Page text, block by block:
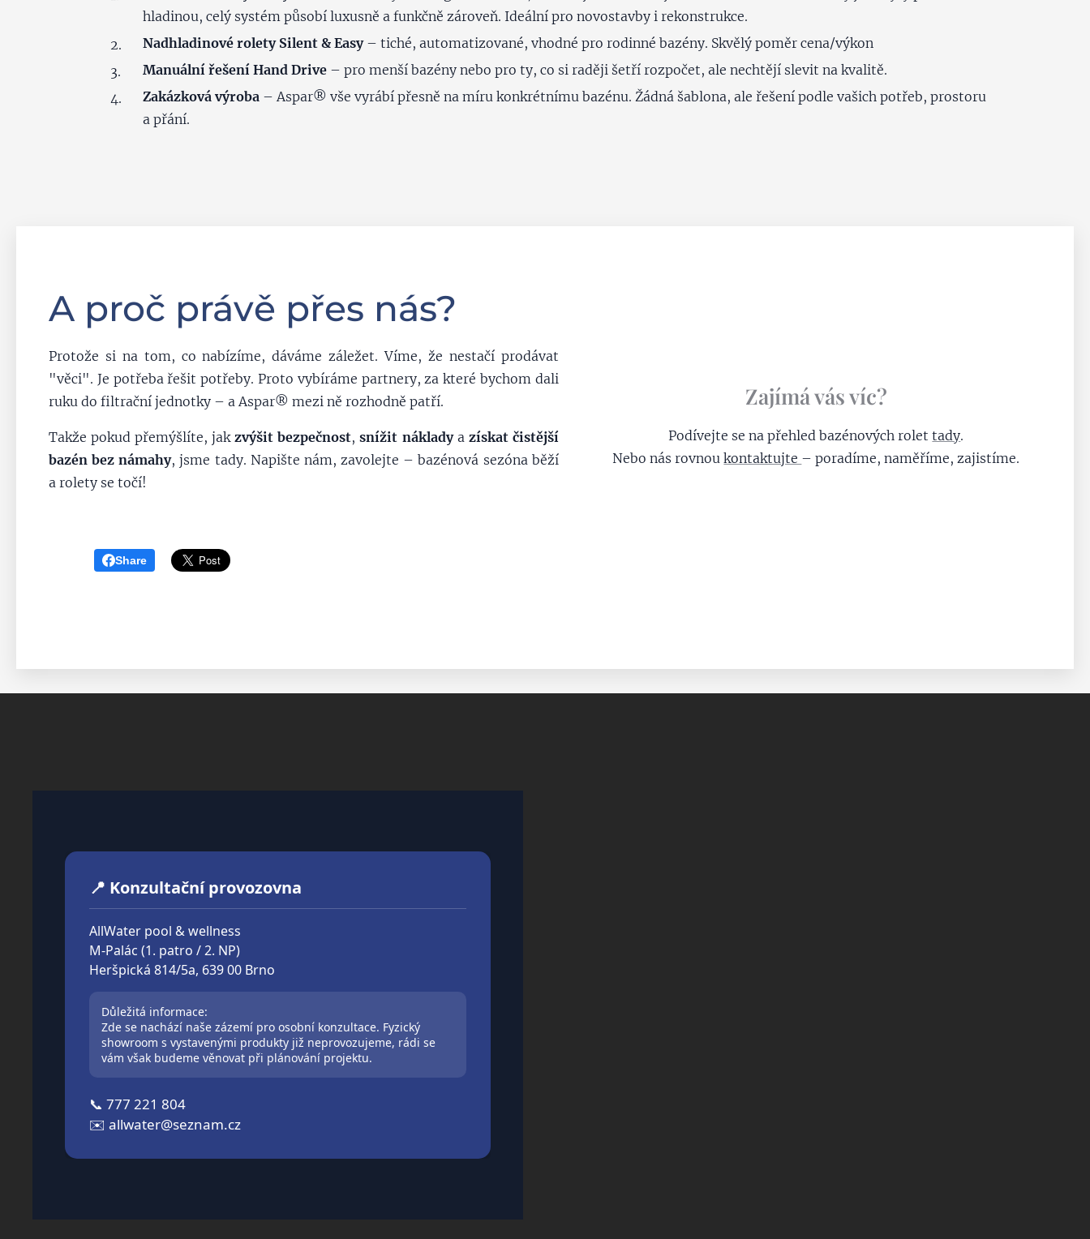
hladinou, celý systém působí luxusně a funkčně zároveň. Ideální pro novostavby i rekonstrukce.
Nadhladinové rolety Silent & Easy– tiché, automatizované, vhodné pro rodinné bazény. Skvělý poměr cena/výkon
Manuální řešení Hand Drive – pro menší bazény nebo pro ty, co si raději šetří rozpočet, ale nechtějí slevit na kvalitě.
Zakázková výroba – Aspar® vše vyrábí přesně na míru konkrétnímu bazénu. Žádná šablona, ale řešení podle vašich potřeb, prostoru
a přání.
A proč právě přes nás?
Protože si na tom, co nabízíme, dáváme záležet. Víme, že nestačí prodávat
"věci". Je potřeba řešit potřeby. Proto vybíráme partnery, za které bychom dali
ruku do filtrační jednotky – a Aspar® mezi ně rozhodně patří.
Takže pokud přemýšlíte, jakzvýšit bezpečnost,snížit nákladya získat čistější
bazén bez námahy, jsme tady. Napište nám, zavolejte – bazénová sezóna běží
a rolety se točí!
Zajímá vás víc?
Podívejte se na přehled bazénových rolettady.
Nebo nás rovnoukontaktujte – poradíme, naměříme, zajistíme.
Share
📍 Konzultační provozovna
AllWater pool & wellness
M-Palác (1. patro / 2. NP)
Heršpická 814/5a, 639 00 Brno
Důležitá informace:
Zde se nachází naše zázemí pro osobní konzultace. Fyzický
showroom s vystavenými produkty již neprovozujeme, rádi se
vám však budeme věnovat při plánování projektu.
📞 777 221 804
✉️ allwater@seznam.cz